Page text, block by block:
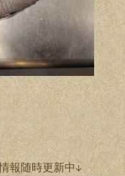
報随時更新中↓